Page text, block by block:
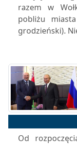
razem w
pobliżu
grodzieński).
Od